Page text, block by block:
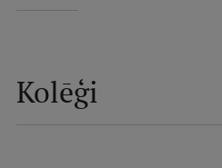
Mūžizglītība
Kolēģi